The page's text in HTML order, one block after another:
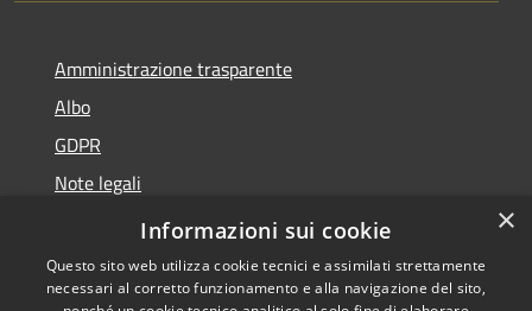
Amministrazione trasparente
Albo
GDPR
Note legali
Dichiarazione di accessibilità
×
Informazioni sui cookie
Questo sito web utilizza cookie tecnici e assimilati strettamente
necessari al corretto funzionamento e alla navigazione del sito,